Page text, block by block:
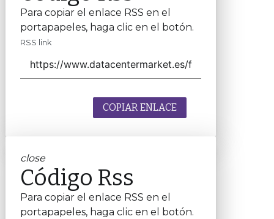
Para copiar el enlace RSS en el
portapapeles, haga clic en el botón.
RSS link
COPIAR ENLACE
close
Código Rss
Para copiar el enlace RSS en el
portapapeles, haga clic en el botón.